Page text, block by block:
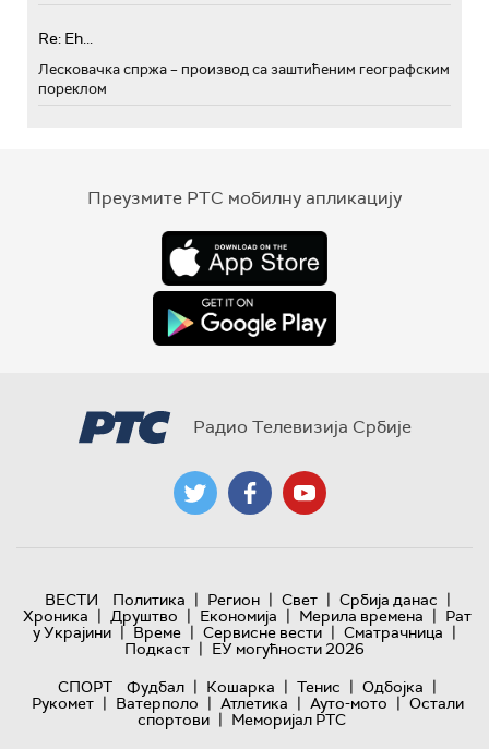
Re: Eh...
Лесковачка спржа – производ са заштићеним географским
пореклом
Преузмите РТС мобилну апликацију
Радио Телевизија Србије
ВЕСТИ Политика | Регион | Свет | Србија данас |
Хроника | Друштво | Економија | Мерила времена | Рат
у Украјини | Време | Сервисне вести | Сматрачница |
Подкаст | ЕУ могућности 2026
СПОРТ
Фудбал | Кошарка | Тенис | Одбојка |
Рукомет | Ватерполо | Атлетика | Ауто-мото | Остали
спортови | Меморијал РТС